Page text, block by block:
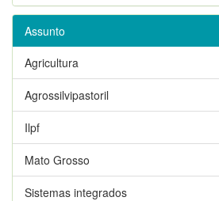
Assunto
Agricultura
Agrossilvipastoril
Ilpf
Mato Grosso
Sistemas integrados